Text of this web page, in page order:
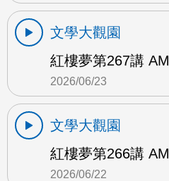
文學大觀園
紅樓夢第267講 AM
2026/06/23
文學大觀園
紅樓夢第266講 AM
2026/06/22